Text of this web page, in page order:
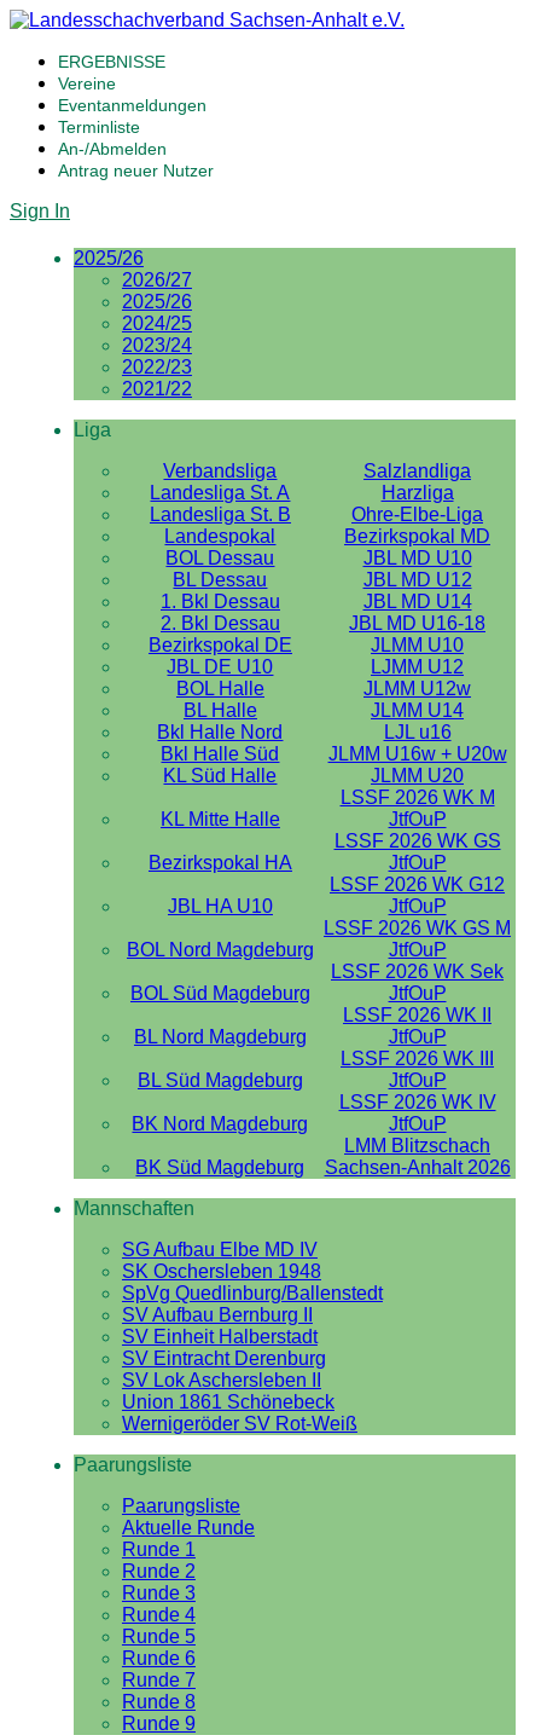
ERGEBNISSE
Vereine
Eventanmeldungen
Terminliste
An-/Abmelden
Antrag neuer Nutzer
Sign In
2025/26
2026/27
2025/26
2024/25
2023/24
2022/23
2021/22
Liga
Verbandsliga
Salzlandliga
Landesliga St. A
Harzliga
Landesliga St. B
Ohre-Elbe-Liga
Landespokal
Bezirkspokal MD
BOL Dessau
JBL MD U10
BL Dessau
JBL MD U12
1. Bkl Dessau
JBL MD U14
2. Bkl Dessau
JBL MD U16-18
Bezirkspokal DE
JLMM U10
JBL DE U10
LJMM U12
BOL Halle
JLMM U12w
BL Halle
JLMM U14
Bkl Halle Nord
LJL u16
Bkl Halle Süd
JLMM U16w + U20w
KL Süd Halle
JLMM U20
KL Mitte Halle
LSSF 2026 WK M
JtfOuP
Bezirkspokal HA
LSSF 2026 WK GS
JtfOuP
JBL HA U10
LSSF 2026 WK G12
JtfOuP
BOL Nord Magdeburg
LSSF 2026 WK GS M
JtfOuP
BOL Süd Magdeburg
LSSF 2026 WK Sek
JtfOuP
BL Nord Magdeburg
LSSF 2026 WK II
JtfOuP
BL Süd Magdeburg
LSSF 2026 WK III
JtfOuP
BK Nord Magdeburg
LSSF 2026 WK IV
JtfOuP
BK Süd Magdeburg
LMM Blitzschach
Sachsen-Anhalt 2026
Mannschaften
SG Aufbau Elbe MD IV
SK Oschersleben 1948
SpVg Quedlinburg/Ballenstedt
SV Aufbau Bernburg II
SV Einheit Halberstadt
SV Eintracht Derenburg
SV Lok Aschersleben II
Union 1861 Schönebeck
Wernigeröder SV Rot-Weiß
Paarungsliste
Paarungsliste
Aktuelle Runde
Runde 1
Runde 2
Runde 3
Runde 4
Runde 5
Runde 6
Runde 7
Runde 8
Runde 9